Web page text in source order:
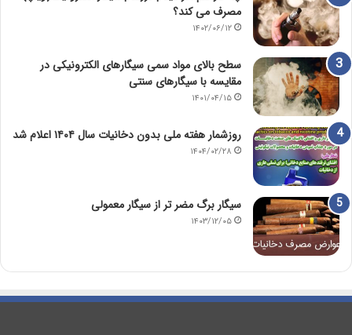
مصرف می کند؟
۱۴۰۲/۰۶/۱۲
سطح بالای مواد سمی سیگارهای الکترونیکی در
مقایسه با سیگارهای سنتی
۱۴۰۱/۰۴/۱۵
روزشمار هفته ملی بدون دخانیات سال ۱۴۰۴ اعلام شد
۱۴۰۴/۰۲/۲۸
سیگار برگ مضر تر از سیگار معمولی
۱۴۰۳/۱۲/۰۵